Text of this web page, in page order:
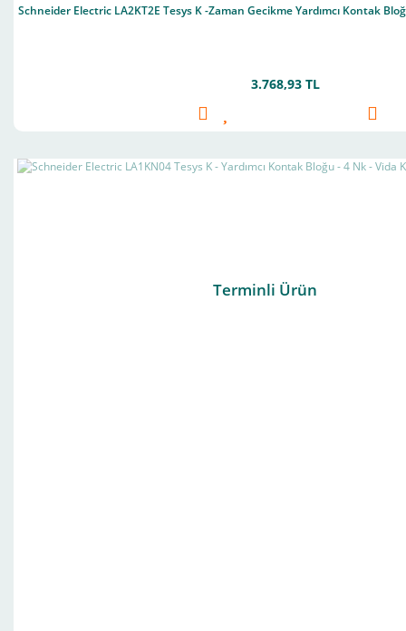
Schneider Electric LA2KT2E Tesys K -Zaman Gecikme Yardımcı Kontak
3.768,93 TL
Terminli Ürün